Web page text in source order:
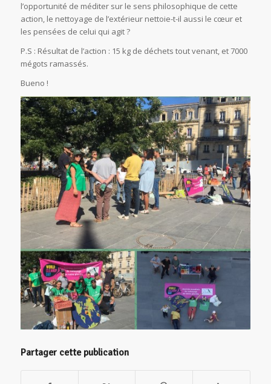
l’opportunité de méditer sur le sens philosophique de cette
action, le nettoyage de l’extérieur nettoie-t-il aussi le cœur et
les pensées de celui qui agit ?
P.S : Résultat de l’action : 15 kg de déchets tout venant, et 7000
mégots ramassés.
Bueno !
Partager cette publication